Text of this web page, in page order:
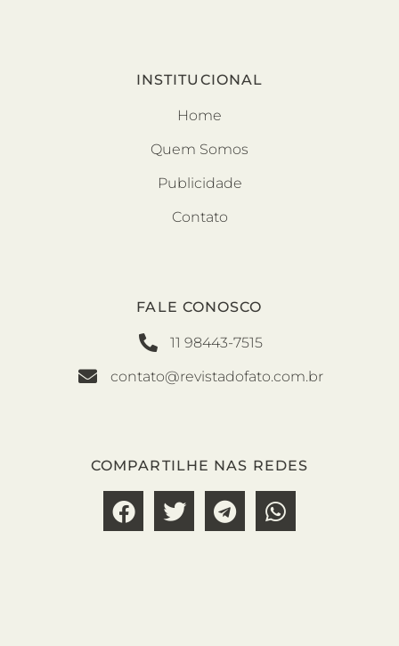
INSTITUCIONAL
Home
Quem Somos
Publicidade
Contato
FALE CONOSCO
11 98443-7515
contato@revistadofato.com.br
COMPARTILHE NAS REDES